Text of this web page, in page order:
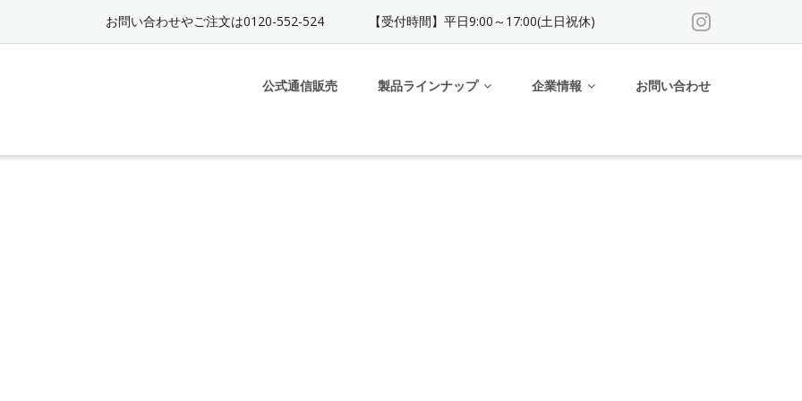
お問い合わせやご注文は0120-552-524 【受付時間】平日9:00～17:00(土日祝休)
公式通信販売 製品ラインナップ 企業情報 お問い合わせ